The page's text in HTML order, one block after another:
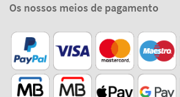
Os nossos meios de pagamento